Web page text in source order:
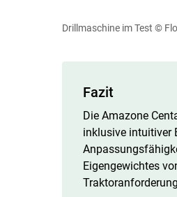
Drillmaschine im Test ©
Fazit
Die Amazone
inklusive intuitiver
Eigengewichtes